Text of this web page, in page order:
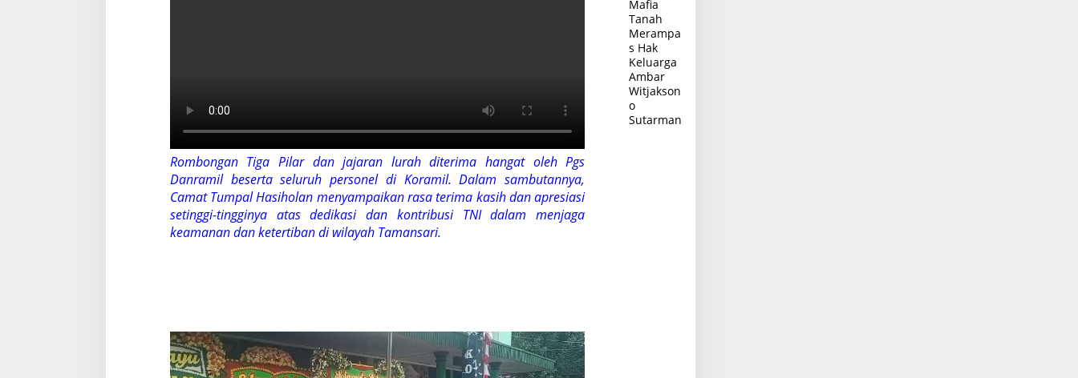
Rombongan Tiga Pilar dan jajaran lurah diterima hangat oleh Pgs
Danramil beserta seluruh personel di Koramil. Dalam sambutannya,
Camat Tumpal Hasiholan menyampaikan rasa terima kasih dan apresiasi
setinggi-tingginya atas dedikasi dan kontribusi TNI dalam menjaga
keamanan dan ketertiban di wilayah Tamansari.
Mafia
Tanah
Merampa
s Hak
Keluarga
Ambar
Witjakson
o
Sutarman